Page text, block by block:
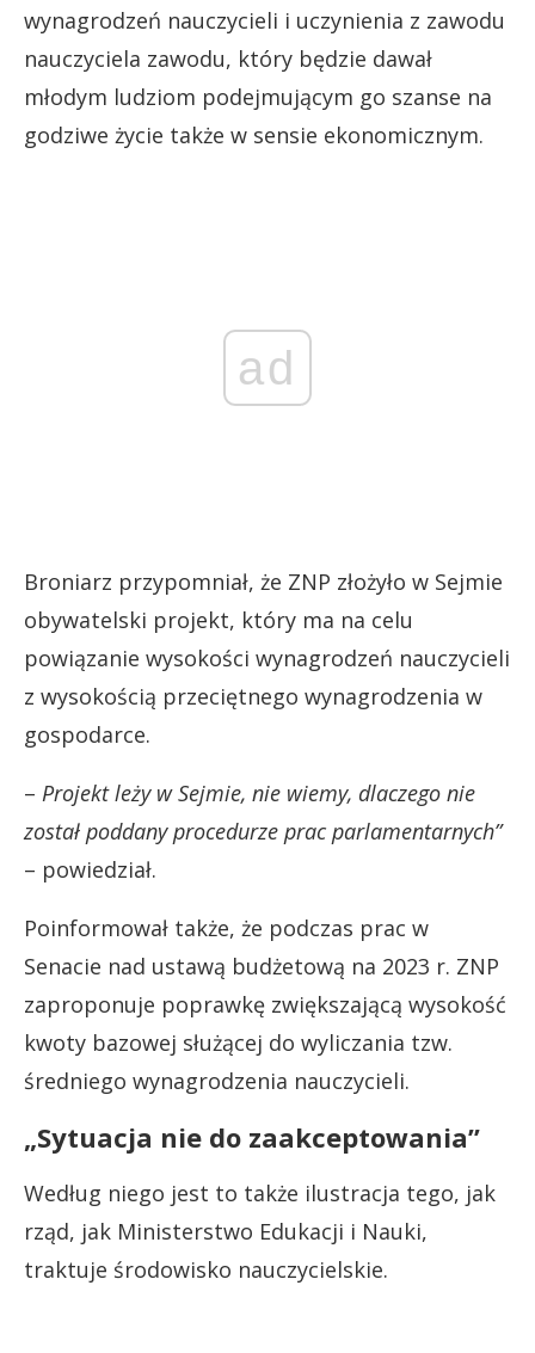
wynagrodzeń nauczycieli i uczynienia z zawodu
nauczyciela zawodu, który będzie dawał
młodym ludziom podejmującym go szanse na
godziwe życie także w sensie ekonomicznym.
ad
Broniarz przypomniał, że ZNP złożyło w Sejmie
obywatelski projekt, który ma na celu
powiązanie wysokości wynagrodzeń nauczycieli
z wysokością przeciętnego wynagrodzenia w
gospodarce.
– Projekt leży w Sejmie, nie wiemy, dlaczego nie
został poddany procedurze prac parlamentarnych”
– powiedział.
Poinformował także, że podczas prac w
Senacie nad ustawą budżetową na 2023 r. ZNP
zaproponuje poprawkę zwiększającą wysokość
kwoty bazowej służącej do wyliczania tzw.
średniego wynagrodzenia nauczycieli.
„Sytuacja nie do zaakceptowania”
Według niego jest to także ilustracja tego, jak
rząd, jak Ministerstwo Edukacji i Nauki,
traktuje środowisko nauczycielskie.